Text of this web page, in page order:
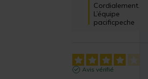
Cordialement.
L’équipe
pacificpeche
Avis vérifié